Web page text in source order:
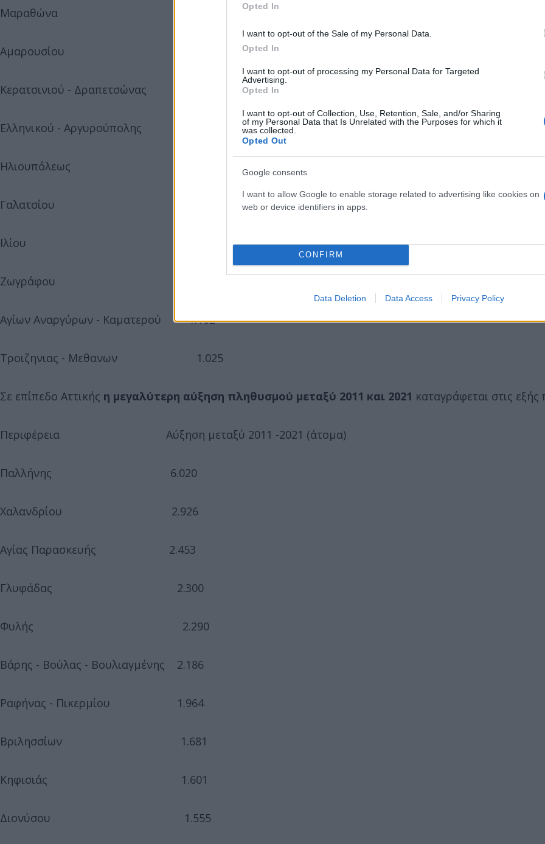
Opted In
I want to opt-out of the Sale of my Personal Data.
Opted In
I want to opt-out of processing my Personal Data for Targeted
Advertising.
Opted In
I want to opt-out of Collection, Use, Retention, Sale, and/or Sharing
of my Personal Data that Is Unrelated with the Purposes for which it
was collected.
Opted Out
Google consents
I want to allow Google to enable storage related to advertising like cookies on
web or device identifiers in apps.
CONFIRM
Data Deletion Data Access Privacy Policy
Μαραθώνα 1.975
Αμαρουσίου 1.814
Κερατσινιού - Δραπετσώνας 1.659
Ελληνικού - Αργυρούπολης 1.634
Ηλιουπόλεως 1.445
Γαλατσίου 1.428
Ιλίου 1.270
Ζωγράφου 1.169
Αγίων Αναργύρων - Καματερού 1.102
Τροιζηνιας - Μεθανων 1.025
Σε επίπεδο Αττικής η μεγαλύτερη αύξηση πληθυσμού μεταξύ 2011 και 2021 καταγράφεται στις εξής
Περιφέρεια Αύξηση μεταξύ 2011 -2021 (άτομα)
Παλλήνης 6.020
Χαλανδρίου 2.926
Αγίας Παρασκευής 2.453
Γλυφάδας 2.300
Φυλής 2.290
Βάρης - Βούλας - Βουλιαγμένης 2.186
Ραφήνας - Πικερμίου 1.964
Βριλησσίων 1.681
Κηφισιάς 1.601
Διονύσου 1.555